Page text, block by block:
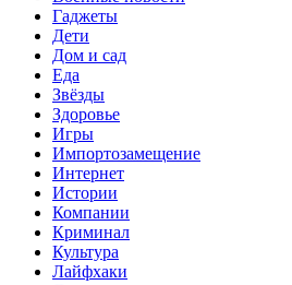
Гаджеты
Дети
Дом и сад
Еда
Звёзды
Здоровье
Игры
Импортозамещение
Интернет
Истории
Компании
Криминал
Культура
Лайфхаки